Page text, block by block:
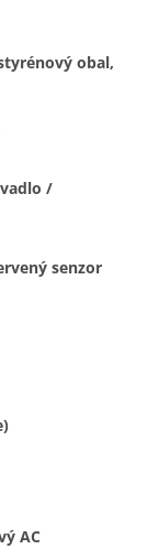
obal,
/
senzor
AC